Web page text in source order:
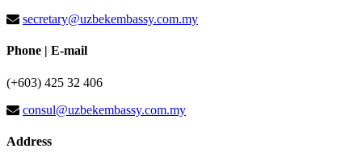
secretary@uzbekembassy.com.my
Phone | E-mail
(+603) 425 32 406
consul@uzbekembassy.com.my
Address